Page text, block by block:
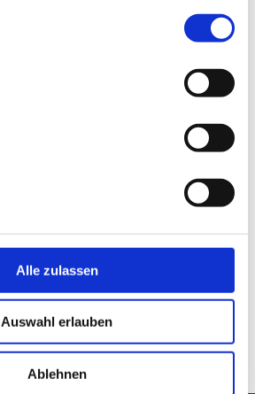
Alle zulassen
Auswahl erlauben
Ablehnen